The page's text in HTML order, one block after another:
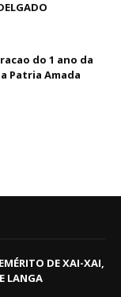
do 1 ano da
Patria Amada
DE XAI-XAI,
LANGA